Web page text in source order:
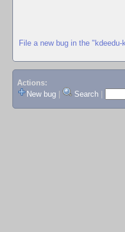
File a new bug in the
Actions:
New bug
Search